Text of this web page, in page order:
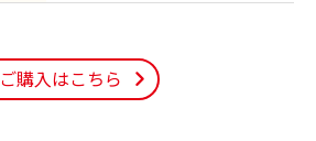
ご購入はこちら